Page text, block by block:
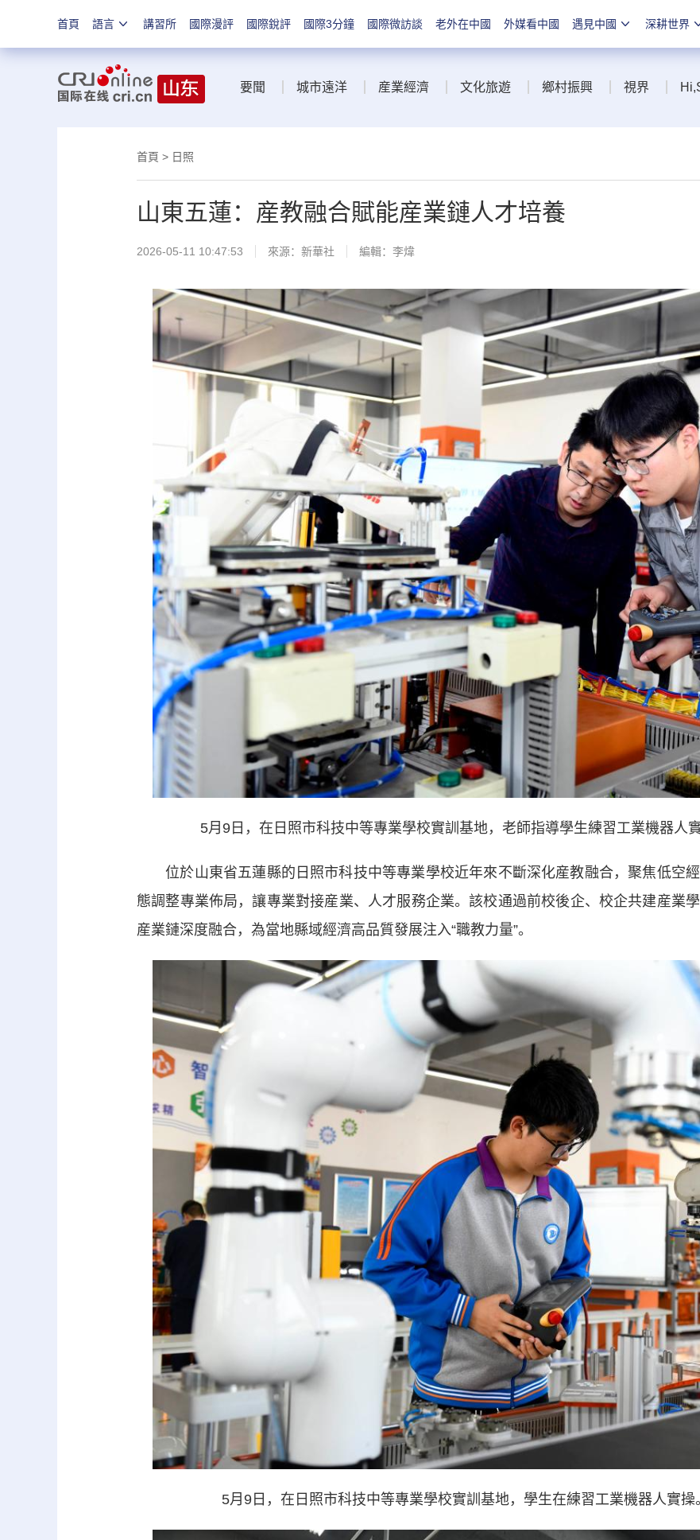
首頁 語言 講習所 國際漫評 國際銳評 國際3分鐘 國際微訪談 老外在中國 外媒看中國 遇見中國 深耕世界
要聞 城市遠洋 産業經濟 文化旅遊 鄉村振興 視界
首頁 > 日照
山東五蓮：産教融合賦能産業鏈人才培養
2026-05-11 10:47:53 來源： 新華社 編輯：李煒
5月9日，在日照市科技中等專業學校實訓基地，老師指導學生練習工業機器人
位於山東省五蓮縣的日照市科技中等專業學校近年來不斷深化産教融合，聚焦低空
態調整專業佈局，讓專業對接産業、人才服務企業。該校通過前校後企、校企共建産業
産業鏈深度融合，為當地縣域經濟高品質發展注入“職教力量”。
5月9日，在日照市科技中等專業學校實訓基地，學生在練習工業機器人實